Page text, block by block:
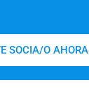
SOCIA/O AHORA